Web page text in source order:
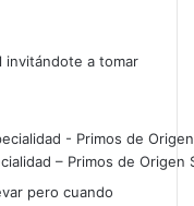
invitándote a tomar
– Primos de Origen
pero cuando